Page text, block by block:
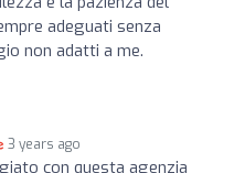
adeguati senza
non adatti a me.
3 years ago
con questa agenzia